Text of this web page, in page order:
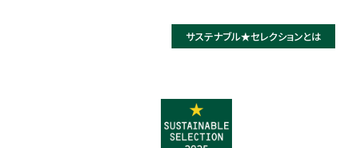
サステナブル★セレクションとは